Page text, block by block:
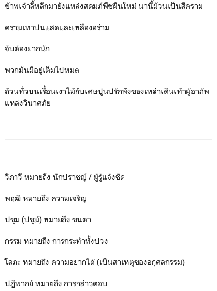
ข้าพเจ้าลี้หลีกมายังแหล่งสดมภ์พืชผืนใหม่ นานี้ม้วนเป็นสีคราม
ครามเทาปนแสดและเหลืองอร่าม
จับต้องยากนัก
พวกมันมีอยู่เต็มไปหมด
ถ้วนทั่วบนเรื้อนเงาไม้กับเศษปูนปรักพังของเหล่าเดินเท้าผู้อาภัพ
แหล่งวินาศภัย
วิภาวี หมายถึง นักปราชญ์ / ผู้รู้แจ้งชัด
พฤฒิ หมายถึง ความเจริญ
ปขุม (ปขุมํ) หมายถึง ขนตา
กรรม หมายถึง การกระทำทั้งปวง
โลภะ หมายถึง ความอยากได้ (เป็นสาเหตุของอกุศลกรรม)
ปฏิพากย์ หมายถึง การกล่าวตอบ